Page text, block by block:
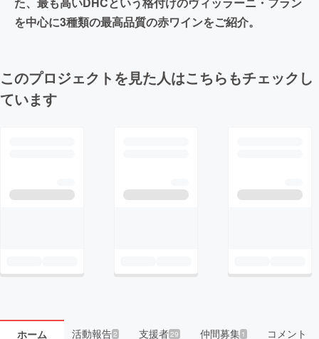
を中心に3種類の最高品質の赤ワインをご紹介。
このプロジェクトを見た人はこちらもチェックし
ています
ホーム 活動報告2 支援者 29 仲間募集 1 コメント